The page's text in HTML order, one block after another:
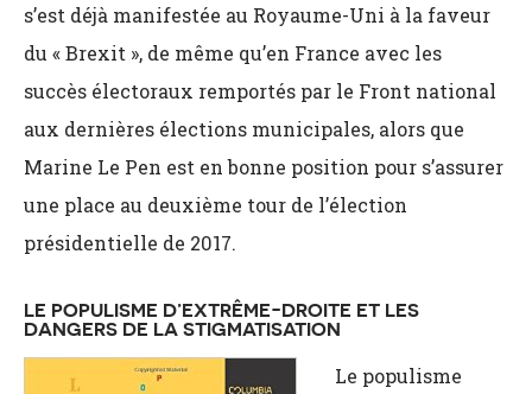
s’est déjà manifestée au Royaume-Uni à la faveur
du « Brexit », de même qu’en France avec les
succès électoraux remportés par le Front national
aux dernières élections municipales, alors que
Marine Le Pen est en bonne position pour s’assurer
une place au deuxième tour de l’élection
présidentielle de 2017.
LE POPULISME D’EXTRÊME-DROITE ET LES
DANGERS DE LA STIGMATISATION
Le populisme